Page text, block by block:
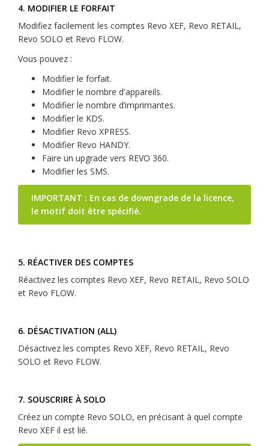
4. MODIFIER LE FORFAIT
Modifiez facilement les comptes Revo XEF, Revo RETAIL,
Revo SOLO et Revo FLOW.
Vous pouvez :
Modifier le forfait.
Modifier le nombre d'appareils.
Modifier le nombre d’imprimantes.
Modifier le KDS.
Modifier Revo XPRESS.
Modifier Revo HANDY.
Faire un upgrade vers REVO 360.
Modifier les SMS.
IMPORTANT : En cas de downgrade de la licence,
le motif doit être spécifié.
5. RÉACTIVER DES COMPTES
Réactivez les comptes Revo XEF, Revo RETAIL, Revo SOLO
et Revo FLOW.
6. DÉSACTIVATION (ALL)
Désactivez les comptes Revo XEF, Revo RETAIL, Revo
SOLO et Revo FLOW.
7. SOUSCRIRE À SOLO
Créez un compte Revo SOLO, en précisant à quel compte
Revo XEF il est lié.